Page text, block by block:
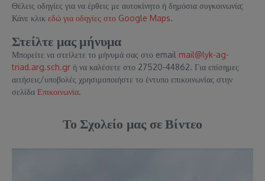
Θέλεις οδηγίες για να έρθεις με αυτοκίνητο ή δημόσια συγκοινωνία;
Κάνε κλικ εδώ για οδηγίες στο Google Maps.
Στείλτε μας μήνυμα
Μπορείτε να στείλετε το μήνυμά σας στο email mail@lyk-ag-
triad.arg.sch.gr ή να καλέσετε στο 27520-44862. Για επίσημες
αιτήσεις/υποβολές χρησιμοποιήστε το έντυπο επικοινωνίας στην
σελίδα Επικοινωνία.
Το Σχολείο μας σε Βίντεο